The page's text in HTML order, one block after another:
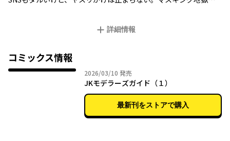
詳細情報
コミックス情報
2026/03/10 2026年03月10日
発売
JKモデラーズガイド（１）
最新刊をストアで購入